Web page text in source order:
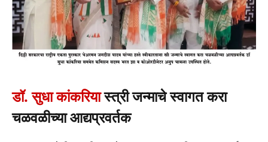
डॉ. सुधा कांकरियास्त्री जन्माचे स्वागत करा
चळवळीच्या आद्यप्रवर्तक